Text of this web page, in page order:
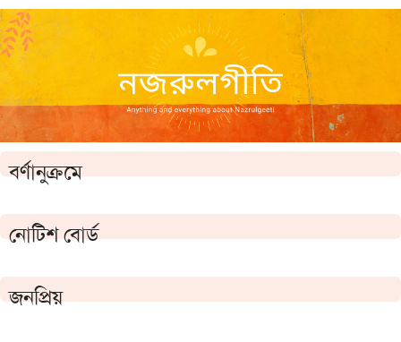
বর্ণানুক্রমে
নোটিশ বোর্ড
জনপ্রিয়